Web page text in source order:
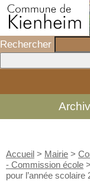
Rechercher
Accueil > Mairie >
- Commission école >
pour l’année scolaire